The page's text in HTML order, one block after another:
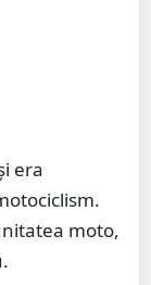
era
moto,